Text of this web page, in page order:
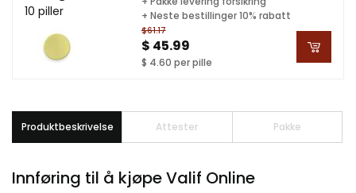
10 piller
$61.17
$ 45.99
$ 4.60 per pille
+ Neste bestillinger 10% rabatt
Produktbeskrivelse Attester Pakke
Innføring til å kjøpe Valif Online